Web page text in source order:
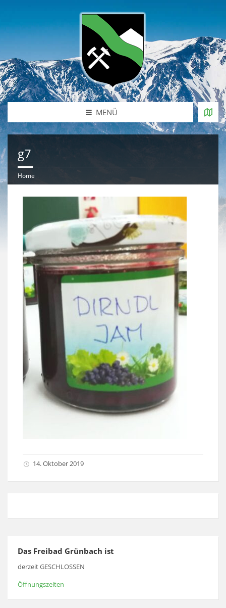
MENÜ
g7
Home
14. Oktober 2019
Das Freibad Grünbach ist
derzeit GESCHLOSSEN
Öffnungszeiten